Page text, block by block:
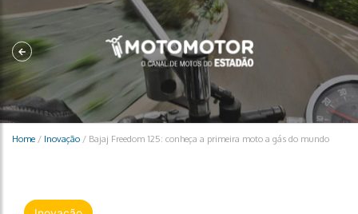
Home / Inovação / Bajaj Freedom 125: conheça a primeira moto a gás do mundo